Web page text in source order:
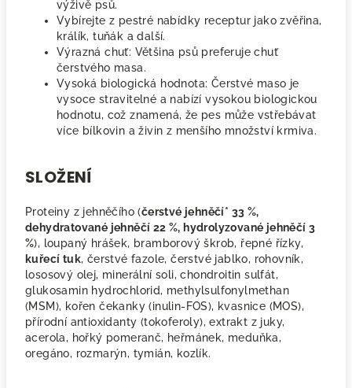
výživě psů.
Vybírejte z pestré nabídky receptur jako zvěřina,
králík, tuňák a další.
Výrazná chuť: Většina psů preferuje chuť
čerstvého masa.
Vysoká biologická hodnota: Čerstvé maso je
vysoce stravitelné a nabízí vysokou biologickou
hodnotu, což znamená, že pes může vstřebávat
více bílkovin a živin z menšího množství krmiva.
SLOŽENÍ
Proteiny z jehněčího (čerstvé jehněčí* 33 %,
dehydratované jehněčí 22 %, hydrolyzované jehněčí 3
%), loupaný hrášek, bramborový škrob, řepné řízky,
kuřecí tuk, čerstvé fazole, čerstvé jablko, rohovník,
lososový olej, minerální soli, chondroitin sulfát,
glukosamin hydrochlorid, methylsulfonylmethan
(MSM), kořen čekanky (inulin-FOS), kvasnice (MOS),
přírodní antioxidanty (tokoferoly), extrakt z juky,
acerola, hořký pomeranč, heřmánek, meduňka,
oregáno, rozmarýn, tymián, kozlík.